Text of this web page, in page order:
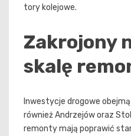
tory kolejowe.
Zakrojony
skalę
Inwestycje drogowe
również Andrzejów oraz
remonty mają poprawić